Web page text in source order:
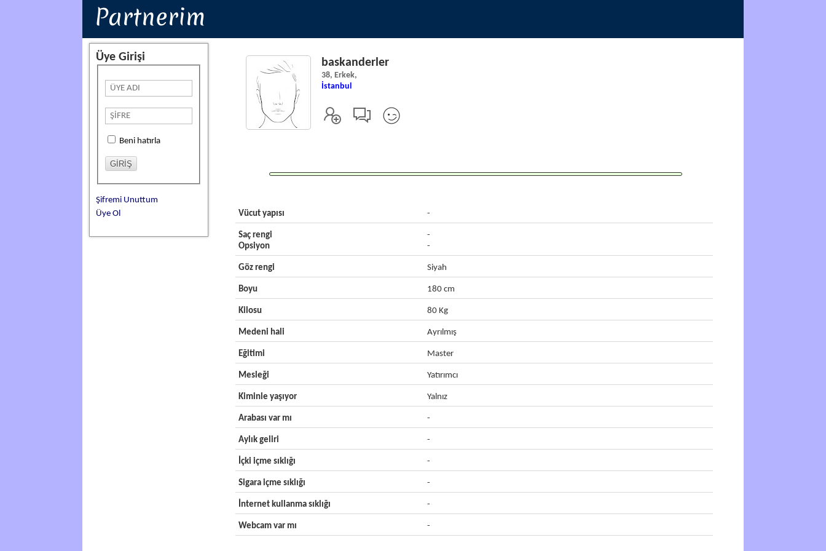
Partnerim
Üye Girişi
Beni hatırla
Şifremi Unuttum
Üye Ol
baskanderler
38, Erkek,
İstanbul
Vücut yapısı -
Saç rengi
Opsiyon
-
-
Göz rengi Siyah
Boyu 180 cm
Kilosu 80 Kg
Medeni hali Ayrılmış
Eğitimi Master
Mesleği Yatırımcı
Kiminle yaşıyor Yalnız
Arabası var mı -
Aylık geliri -
İçki içme sıklığı -
Sigara içme sıklığı -
İnternet kullanma sıklığı -
Webcam var mı -